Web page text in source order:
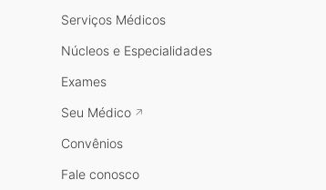
Serviços Médicos
Núcleos e Especialidades
Exames
Seu Médico
Convênios
Fale conosco